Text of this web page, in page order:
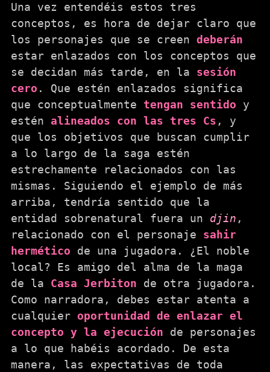
Una vez entendéis estos tres
conceptos, es hora de dejar claro que
los personajes que se creen deberán
estar enlazados con los conceptos que
se decidan más tarde, en la sesión
cero . Que estén enlazados significa
que conceptualmente tengan sentido y
estén alineados con las tres Cs , y
que los objetivos que buscan cumplir
a lo largo de la saga estén
estrechamente relacionados con las
mismas. Siguiendo el ejemplo de más
arriba, tendría sentido que la
entidad sobrenatural fuera un djin ,
relacionado con el personaje sahir
hermético de una jugadora. ¿El noble
local? Es amigo del alma de la maga
de la Casa Jerbiton de otra jugadora.
Como narradora, debes estar atenta a
cualquier oportunidad de enlazar el
concepto y la ejecución de personajes
a lo que habéis acordado. De esta
manera, las expectativas de toda